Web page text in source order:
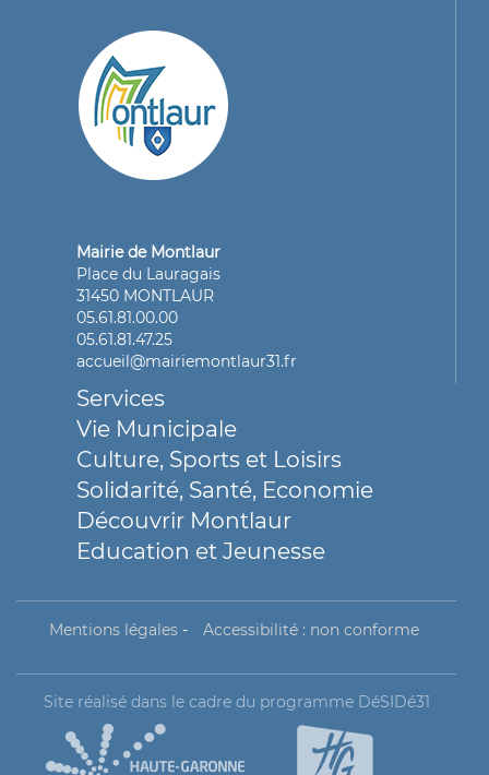
Mairie de Montlaur
Place du Lauragais
31450 MONTLAUR
05.61.81.00.00
05.61.81.47.25
accueil@mairiemontlaur31.fr
Services
Vie Municipale
Culture, Sports et Loisirs
Solidarité, Santé, Economie
Découvrir Montlaur
Education et Jeunesse
Mentions légales- Accessibilité : non conforme
Site réalisé dans le cadre du programme DéSIDé31